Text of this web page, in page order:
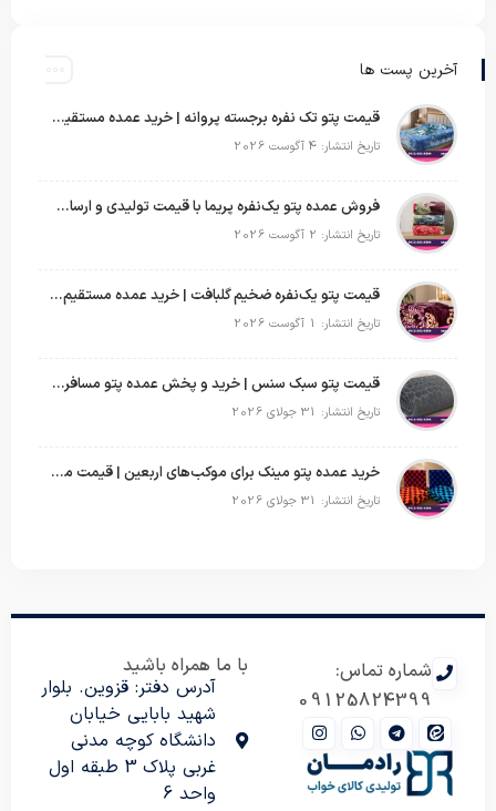
آخرین پست ها
قیمت پتو تک نفره برجسته پروانه | خرید عمده مستقیم با بهترین قیمت بازار
تاریخ انتشار: 4 آگوست 2026
فروش عمده پتو یک‌نفره پریما با قیمت تولیدی و ارسال به سراسر کشور
تاریخ انتشار: 2 آگوست 2026
قیمت پتو یک‌نفره ضخیم گلبافت | خرید عمده مستقیم با بهترین قیمت
تاریخ انتشار: 1 آگوست 2026
قیمت پتو سبک سنس | خرید و پخش عمده پتو مسافرتی Sense
تاریخ انتشار: 31 جولای 2026
خرید عمده پتو مینک برای موکب‌های اربعین | قیمت مناسب و ارسال سریع
تاریخ انتشار: 31 جولای 2026
شماره تماس:
09125824399
با ما همراه باشید
آدرس دفتر: قزوین. بلوار
شهید بابایی خیابان
دانشگاه کوچه مدنی
غربی پلاک 3 طبقه اول
واحد 6